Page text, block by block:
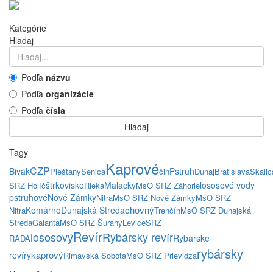
Kategórie
Hladaj
Podľa názvu
Podľa organizácie
Podľa čísla
Hladaj
Tagy
BivakCZPPieštanySenicaKaprovéčlnPstruhDunajBratislava
SRZ HolíčštrkoviskoRiekaMalackyMsO SRZ Záhorielososové vody
pstruhovéNové ZámkyNitraMsO SRZ Nové ZámkyMsO SRZ
NitraKomárnoDunajská StredachovnýTrenčínMsO SRZ Dunajská
StredaGalantaMsO SRZ ŠuranyLeviceSRZ
RADAlososovýRevírRybársky revírRybárske
revírykaprovýRimavská SobotaMsO SRZ Prievidzarybársky